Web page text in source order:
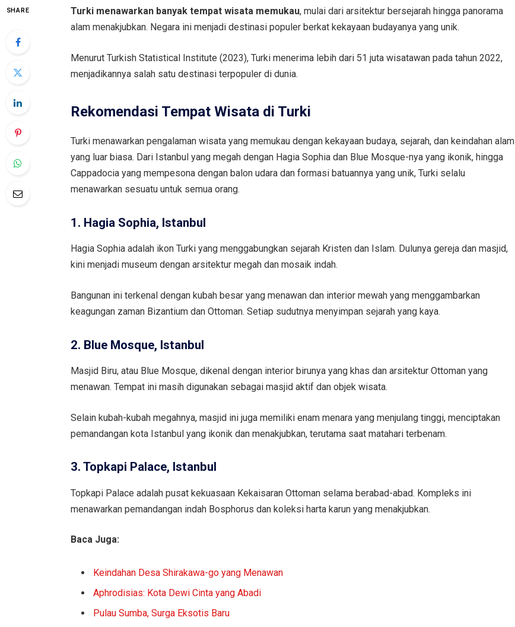
SHARE Turki menawarkan banyak tempat wisata memukau, mulai dari arsitektur bersejarah hingga panorama
alam menakjubkan. Negara ini menjadi destinasi populer berkat kekayaan budayanya yang unik.
Menurut Turkish Statistical Institute (2023), Turki menerima lebih dari 51 juta wisatawan pada tahun 2022,
menjadikannya salah satu destinasi terpopuler di dunia.
Rekomendasi Tempat Wisata di Turki
Turki menawarkan pengalaman wisata yang memukau dengan kekayaan budaya, sejarah, dan keindahan alam
yang luar biasa. Dari Istanbul yang megah dengan Hagia Sophia dan Blue Mosque-nya yang ikonik, hingga
Cappadocia yang mempesona dengan balon udara dan formasi batuannya yang unik, Turki selalu
menawarkan sesuatu untuk semua orang.
1. Hagia Sophia, Istanbul
Hagia Sophia adalah ikon Turki yang menggabungkan sejarah Kristen dan Islam. Dulunya gereja dan masjid,
kini menjadi museum dengan arsitektur megah dan mosaik indah.
Bangunan ini terkenal dengan kubah besar yang menawan dan interior mewah yang menggambarkan
keagungan zaman Bizantium dan Ottoman. Setiap sudutnya menyimpan sejarah yang kaya.
2. Blue Mosque, Istanbul
Masjid Biru, atau Blue Mosque, dikenal dengan interior birunya yang khas dan arsitektur Ottoman yang
menawan. Tempat ini masih digunakan sebagai masjid aktif dan objek wisata.
Selain kubah-kubah megahnya, masjid ini juga memiliki enam menara yang menjulang tinggi, menciptakan
pemandangan kota Istanbul yang ikonik dan menakjubkan, terutama saat matahari terbenam.
3. Topkapi Palace, Istanbul
Topkapi Palace adalah pusat kekuasaan Kekaisaran Ottoman selama berabad-abad. Kompleks ini
menawarkan pemandangan indah Bosphorus dan koleksi harta karun yang menakjubkan.
Baca Juga:
Keindahan Desa Shirakawa-go yang Menawan
Aphrodisias: Kota Dewi Cinta yang Abadi
Pulau Sumba, Surga Eksotis Baru